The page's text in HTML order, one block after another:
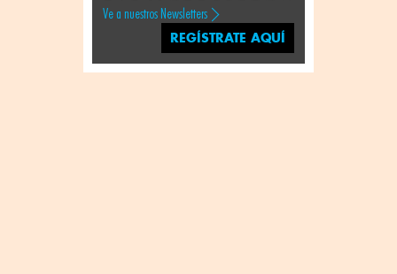
Ve a nuestros Newsletters
REGÍSTRATE AQUÍ